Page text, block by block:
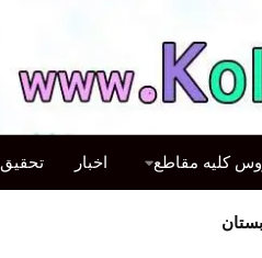
کلیه مقاطع اخبار تحقیق